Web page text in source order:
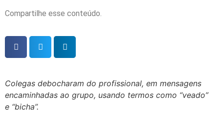
Compartilhe esse conteúdo.
Colegas debocharam do profissional, em mensagens
encaminhadas ao grupo, usando termos como “veado”
e “bicha”.